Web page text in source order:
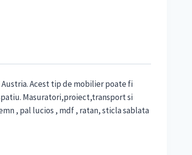
Acest tip de mobilier poate fi
Masuratori,proiect,transport si
, pal lucios , mdf , ratan, sticla sablata